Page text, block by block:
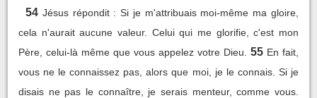
54 Jésus répondit : Si je m'attribuais moi-même ma gloire,
cela n'aurait aucune valeur. Celui qui me glorifie, c'est mon
Père, celui-là même que vous appelez votre Dieu.
55 En fait,
vous ne le connaissez pas, alors que moi, je le connais. Si je
disais ne pas le connaître, je serais menteur, comme vous.